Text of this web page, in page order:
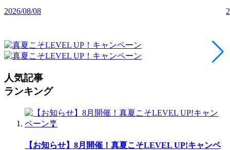
2026/08/08
人気記事
ランキング
【お知らせ】8月開催！真夏こそLEVEL UP!キャンペ